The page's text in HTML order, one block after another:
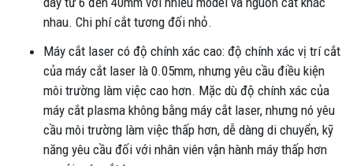
nhau. Chi phí cắt tương đối nhỏ.
Máy cắt laser có độ chính xác cao: độ chính xác vị trí cắt
của máy cắt laser là 0.05mm, nhưng yêu cầu điều kiện
môi trường làm việc cao hơn. Mặc dù độ chính xác của
máy cắt plasma không bằng máy cắt laser, nhưng nó yêu
cầu môi trường làm việc thấp hơn, dễ dàng di chuyển, kỹ
năng yêu cầu đối với nhân viên vận hành máy thấp hơn